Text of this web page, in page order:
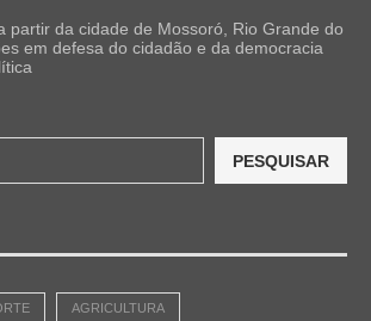
partir da cidade de Mossoró, Rio Grande do
em defesa do cidadão e da democracia
PESQUISAR
AGRICULTURA